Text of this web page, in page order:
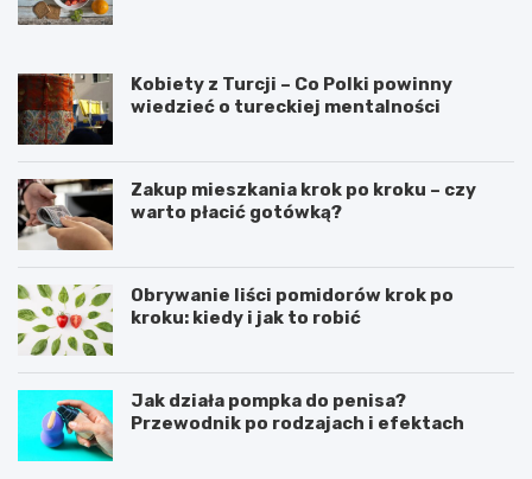
Kobiety z Turcji – Co Polki powinny
wiedzieć o tureckiej mentalności
Zakup mieszkania krok po kroku – czy
warto płacić gotówką?
Obrywanie liści pomidorów krok po
kroku: kiedy i jak to robić
Jak działa pompka do penisa?
Przewodnik po rodzajach i efektach
C
J